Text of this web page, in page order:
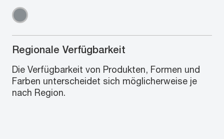
Regionale Verfügbarkeit
Die Verfügbarkeit von Produkten, Formen und
Farben unterscheidet sich möglicherweise je
nach Region.